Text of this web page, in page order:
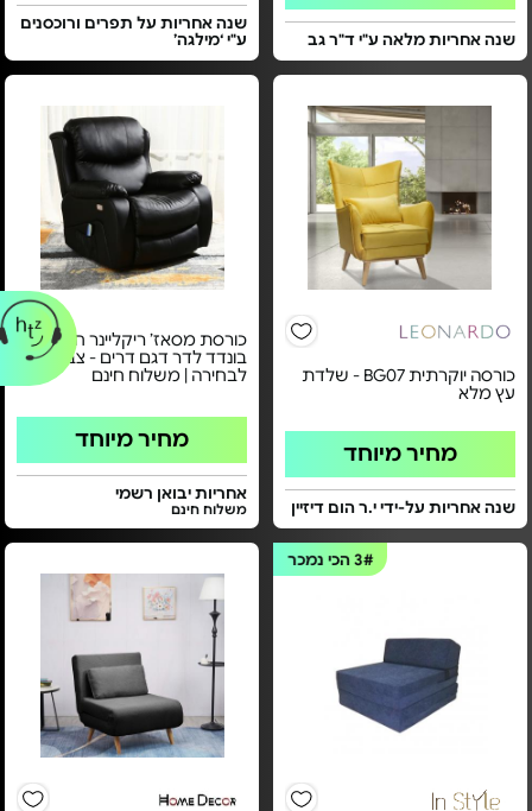
שנה אחריות מלאה ע"י ד"ר גב
שנה אחריות על תפרים ורוכסנים
ע"י ‘מילגה’
כורסה יוקרתית BG07 - שלדת
עץ מלא
מחיר מיוחד
שנה אחריות על-ידי י.ר הום דיזיין
כורסת מסאז’ ריקליינר חשמלי
בונדד לדר דגם דרים - צבעים
לבחירה | משלוח חינם
מחיר מיוחד
אחריות יבואן רשמי
משלוח חינם
3#הכי נמכר